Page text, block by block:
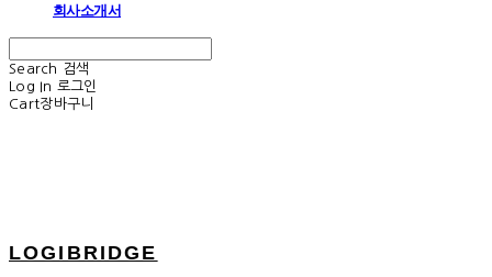
회사소개서
Search
검색
Log In 로그인
Cart장바구니
LOGIBRIDGE